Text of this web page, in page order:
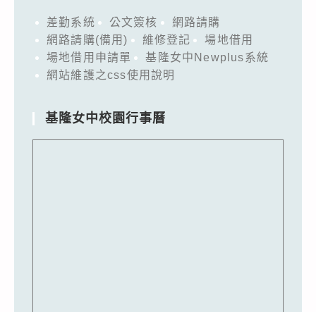
差勤系統 公文簽核
網路請購
網路請購(備用)
維修登記
場地借用
場地借用申請單
基隆女中Newplus系統
網站維護之css使用說明
基隆女中校園行事曆